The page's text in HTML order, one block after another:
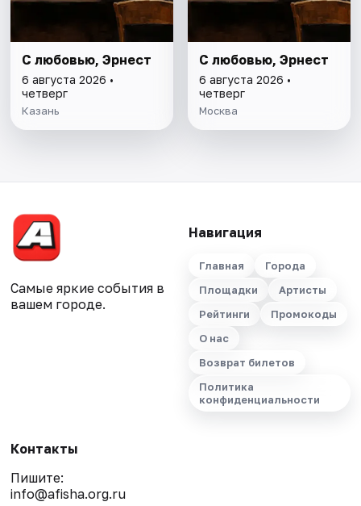
С любовью, Эрнест
6 августа 2026 •
четверг
Казань
С любовью, Эрнест
6 августа 2026 •
четверг
Москва
Самые яркие события в
вашем городе.
Навигация
Главная
Города
Площадки
Артисты
Рейтинги
Промокоды
О нас
Возврат билетов
Политика
конфиденциальности
Контакты
Пишите:
info@afisha.org.ru